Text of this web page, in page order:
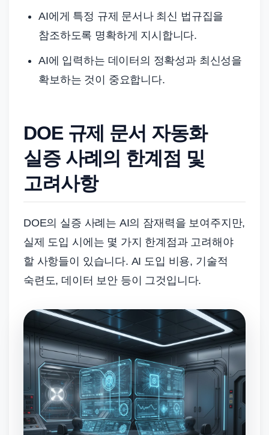
AI에게 특정 규제 문서나 최신 법규집을
참조하도록 명확하게 지시합니다.
AI에 입력하는 데이터의 정확성과 최신성을
확보하는 것이 중요합니다.
DOE 규제 문서 자동화
실증 사례의 한계점 및
고려사항
DOE의 실증 사례는 AI의 잠재력을 보여주지만,
실제 도입 시에는 몇 가지 한계점과 고려해야
할 사항들이 있습니다. AI 도입 비용, 기술적
숙련도, 데이터 보안 등이 그것입니다.